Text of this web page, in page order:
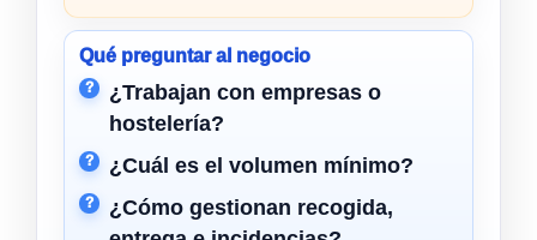
Qué preguntar al negocio
¿Trabajan con empresas o
hostelería?
¿Cuál es el volumen mínimo?
¿Cómo gestionan recogida,